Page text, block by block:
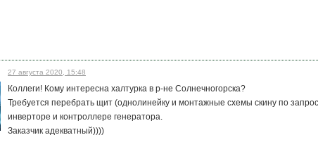
27 августа 2020, 15:48
Коллеги! Кому интересна халтурка в р-не Солнечногорска?
Требуется перебрать щит (однолинейку и монтажные схемы скину по
инверторе и контроллере генератора.
Заказчик адекватный))))